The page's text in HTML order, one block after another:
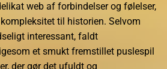
web af forbindelser og følelser,
til historien. Selvom
interessant, faldt
et smukt fremstillet puslespil
der gør det ufuldt og